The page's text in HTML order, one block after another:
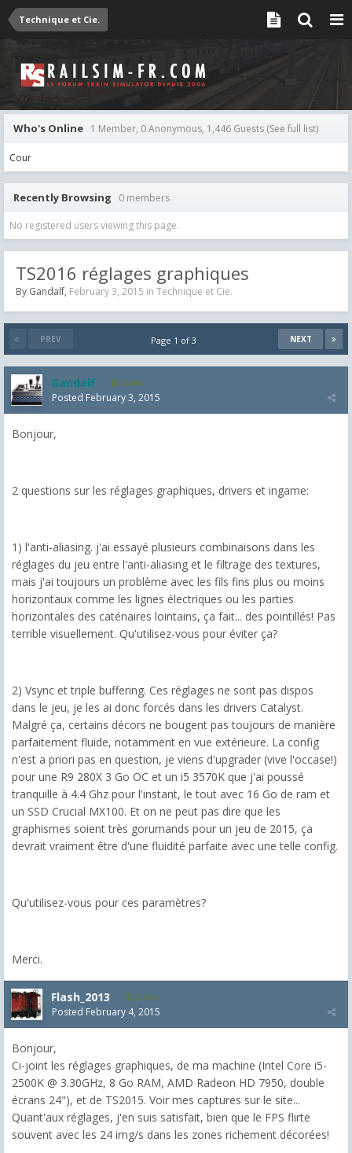
Technique et Cie.
Who's Online 1 Member, 0 Anonymous, 1,446 Guests (See full list)
Cour
Recently Browsing 0 members
No registered users viewing this page.
TS2016 réglages graphiques
By Gandalf, February 3, 2015 in Technique et Cie.
PREV NEXT
Page 1 of 3
Gandalf 2,464
Posted February 3, 2015
Bonjour,
2 questions sur les réglages graphiques, drivers et ingame:
1) l'anti-aliasing. j'ai essayé plusieurs combinaisons dans les
réglages du jeu entre l'anti-aliasing et le filtrage des textures,
mais j'ai toujours un problème avec les fils fins plus ou moins
horizontaux comme les lignes électriques ou les parties
horizontales des caténaires lointains, ça fait... des pointillés! Pas
terrible visuellement. Qu'utilisez-vous pour éviter ça?
2) Vsync et triple buffering. Ces réglages ne sont pas dispos
dans le jeu, je les ai donc forcés dans les drivers Catalyst.
Malgré ça, certains décors ne bougent pas toujours de manière
parfaitement fluide, notamment en vue extérieure. La config
n'est a priori pas en question, je viens d'upgrader (vive l'occase!)
pour une R9 280X 3 Go OC et un i5 3570K que j'ai poussé
tranquille à 4.4 Ghz pour l'instant, le tout avec 16 Go de ram et
un SSD Crucial MX100. Et on ne peut pas dire que les
graphismes soient très gorumands pour un jeu de 2015, ça
devrait vraiment être d'une fluidité parfaite avec une telle config.
Qu'utilisez-vous pour ces paramètres?
Merci.
Flash_2013 2,074
Posted February 4, 2015
Bonjour,
Ci-joint les réglages graphiques, de ma machine (Intel Core i5-
2500K @ 3.30GHz, 8 Go RAM, AMD Radeon HD 7950, double
écrans 24"), et de TS2015. Voir mes captures sur le site...
Quant'aux réglages, j'en suis satisfait, bien que le FPS flirte
souvent avec les 24 img/s dans les zones richement décorées!